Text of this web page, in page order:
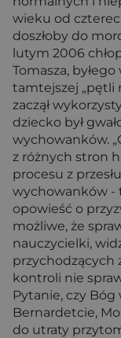
wieku od
doszłoby do
lutym 2006
Tomasza,
tamtejszej „pętli
zaczął
dziecko był
wychowanków.
z różnych stron
procesu z
wychowanków -
opowieść o
możliwe, że
nauczycielki,
przychodzących
kontroli nie
Pytanie, czy Bóg
Bernardetcie,
do utraty